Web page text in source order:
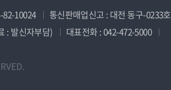
82-10024
통신판매업신고 : 대전 동구-0233호
: 발신자부담)
대표전화 : 042-472-5000